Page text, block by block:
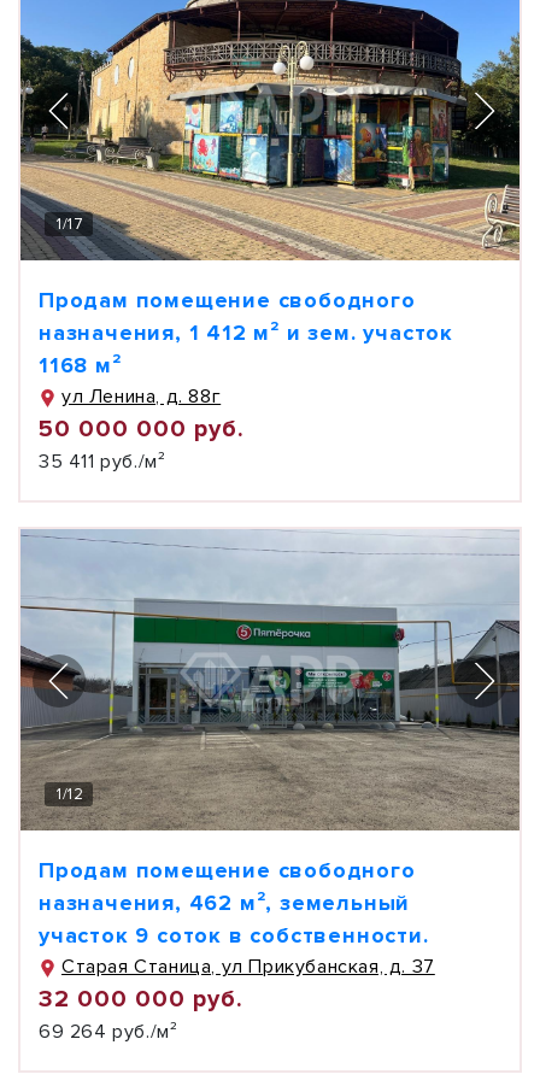
1/17
Продам помещение свободного
назначения, 1 412 м² и зем. участок
1168 м²
ул Ленина, д. 88г
50 000 000 руб.
35 411 руб./м²
1/12
Продам помещение свободного
назначения, 462 м², земельный
участок 9 соток в собственности.
Старая Станица, ул Прикубанская, д. 37
32 000 000 руб.
69 264 руб./м²